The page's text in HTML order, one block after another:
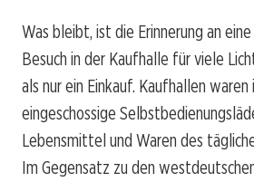
Was bleibt, ist die Erinnerung an
Besuch in der Kaufhalle für viele
als nur ein Einkauf. Kaufhallen
eingeschossige
Lebensmittel und Waren des
Im Gegensatz zu den